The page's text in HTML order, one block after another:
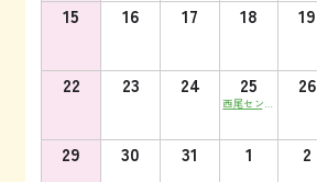
15 16 17 18 19
22 23 24 25
西尾センタ
26
29 30 31 1 2